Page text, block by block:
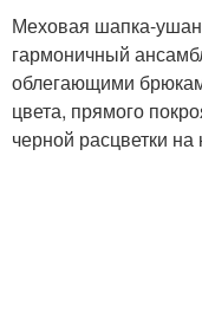
Меховая шапка-
гармоничный
облегающими
цвета, прямого
черной расцветки на